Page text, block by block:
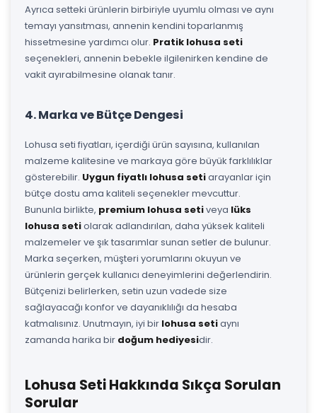
Ayrıca setteki ürünlerin birbiriyle uyumlu olması ve aynı
temayı yansıtması, annenin kendini toparlanmış
hissetmesine yardımcı olur. Pratik lohusa seti
seçenekleri, annenin bebekle ilgilenirken kendine de
vakit ayırabilmesine olanak tanır.
4. Marka ve Bütçe Dengesi
Lohusa seti fiyatları, içerdiği ürün sayısına, kullanılan
malzeme kalitesine ve markaya göre büyük farklılıklar
gösterebilir. Uygun fiyatlı lohusa setiarayanlar için
bütçe dostu ama kaliteli seçenekler mevcuttur.
Bununla birlikte, premium lohusa setiveya lüks
lohusa setiolarak adlandırılan, daha yüksek kaliteli
malzemeler ve şık tasarımlar sunan setler de bulunur.
Marka seçerken, müşteri yorumlarını okuyun ve
ürünlerin gerçek kullanıcı deneyimlerini değerlendirin.
Bütçenizi belirlerken, setin uzun vadede size
sağlayacağı konfor ve dayanıklılığı da hesaba
katmalısınız. Unutmayın, iyi bir lohusa setiaynı
zamanda harika bir doğum hediyesidir.
Lohusa Seti Hakkında Sıkça Sorulan
Sorular